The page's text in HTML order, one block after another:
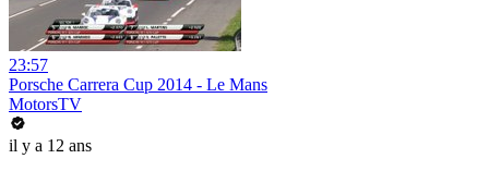
23:57
Porsche Carrera Cup 2014 - Le Mans
MotorsTV
il y a 12 ans